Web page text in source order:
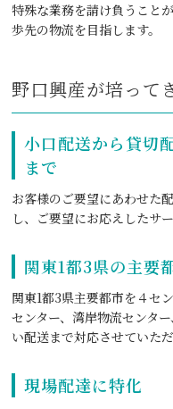
特殊な業務を請け負うこと
歩先の物流を目指します。
野口興産が培って
小口配送から貸切
まで
お客様のご要望にあわせた
し、ご要望にお応えしたサ
関東1都3県の主要
関東1都3県主要都市を４セ
センター、湾岸物流センタ
い配送まで対応させていただ
現場配達に特化